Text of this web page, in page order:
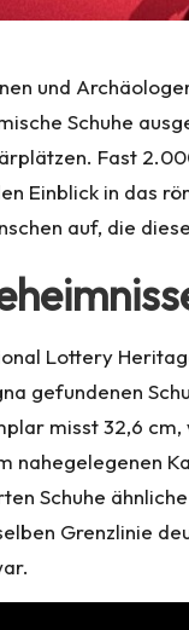
und
Schuhe
Fast
Einblick in das
auf, die
Lottery
gefundenen
misst 32,6
nahegelegenen
Schuhe
Grenzlinie